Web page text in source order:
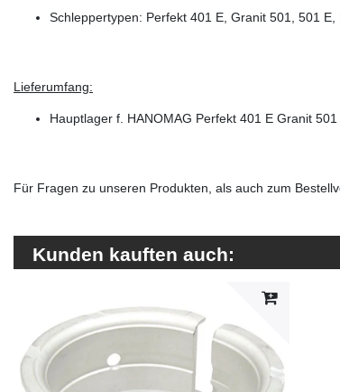
Schleppertypen: Perfekt 401 E, Granit 501, 501
Lieferumfang:
Hauptlager f. HANOMAG Perfekt 401 E Granit
Für Fragen zu unseren Produkten, als auch zum
Kunden kauften auch: